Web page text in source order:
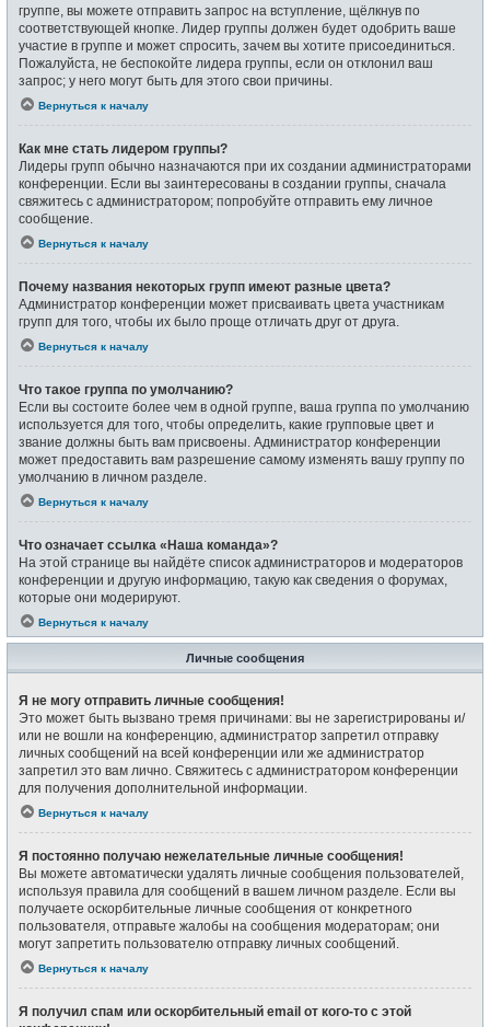
группе, вы можете отправить запрос на вступление, щёлкнув по
соответствующей кнопке. Лидер группы должен будет одобрить ваше
участие в группе и может спросить, зачем вы хотите присоединиться.
Пожалуйста, не беспокойте лидера группы, если он отклонил ваш
запрос; у него могут быть для этого свои причины.
Вернуться к началу
Как мне стать лидером группы?
Лидеры групп обычно назначаются при их создании администраторами
конференции. Если вы заинтересованы в создании группы, сначала
свяжитесь с администратором; попробуйте отправить ему личное
сообщение.
Вернуться к началу
Почему названия некоторых групп имеют разные цвета?
Администратор конференции может присваивать цвета участникам
групп для того, чтобы их было проще отличать друг от друга.
Вернуться к началу
Что такое группа по умолчанию?
Если вы состоите более чем в одной группе, ваша группа по умолчанию
используется для того, чтобы определить, какие групповые цвет и
звание должны быть вам присвоены. Администратор конференции
может предоставить вам разрешение самому изменять вашу группу по
умолчанию в личном разделе.
Вернуться к началу
Что означает ссылка «Наша команда»?
На этой странице вы найдёте список администраторов и модераторов
конференции и другую информацию, такую как сведения о форумах,
которые они модерируют.
Вернуться к началу
Личные сообщения
Я не могу отправить личные сообщения!
Это может быть вызвано тремя причинами: вы не зарегистрированы и/
или не вошли на конференцию, администратор запретил отправку
личных сообщений на всей конференции или же администратор
запретил это вам лично. Свяжитесь с администратором конференции
для получения дополнительной информации.
Вернуться к началу
Я постоянно получаю нежелательные личные сообщения!
Вы можете автоматически удалять личные сообщения пользователей,
используя правила для сообщений в вашем личном разделе. Если вы
получаете оскорбительные личные сообщения от конкретного
пользователя, отправьте жалобы на сообщения модераторам; они
могут запретить пользователю отправку личных сообщений.
Вернуться к началу
Я получил спам или оскорбительный email от кого-то с этой